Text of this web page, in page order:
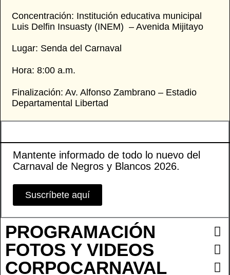
Concentración: Institución educativa municipal
Luis Delfin Insuasty (INEM) – Avenida Mijitayo
Lugar: Senda del Carnaval
Hora: 8:00 a.m.
Finalización: Av. Alfonso Zambrano – Estadio
Departamental Libertad
Mantente informado de todo lo nuevo del
Carnaval de Negros y Blancos 2026.
Suscríbete aquí
PROGRAMACIÓN
FOTOS Y VIDEOS
CORPOCARNAVAL